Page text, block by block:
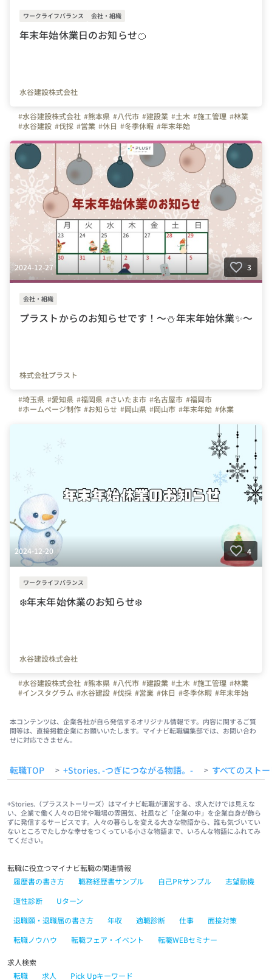
ワークライフバランス 会社・組織
年末年始休業日のお知らせ🍊
水谷建設株式会社
#水谷建設株式会社 #熊本県 #八代市 #建設業 #土木 #施工管理 #林業
#水谷建設 #伐採 #営業 #休日 #冬季休暇 #年末年始
2024-12-27 3
会社・組織
プラストからのお知らせです！～⛄年末年始休業✨～
株式会社プラスト
#埼玉県 #愛知県 #福岡県 #さいたま市 #名古屋市 #福岡市
#ホームページ制作 #お知らせ #岡山県 #岡山市 #年末年始 #休業
2024-12-20 4
ワークライフバランス
❄️年末年始休業のお知らせ❄️
水谷建設株式会社
#水谷建設株式会社 #熊本県 #八代市 #建設業 #土木 #施工管理 #林業
#インスタグラム #水谷建設 #伐採 #営業 #休日 #冬季休暇 #年末年始
本コンテンツは、企業各社が自ら発信するオリジナル情報です。内容に関するご質
問等は、直接掲載企業にお願いいたします。マイナビ転職編集部では、お問い合わ
せに対応できません。
転職TOP > +Stories. -つぎにつながる物語。- > すべてのスト
+Stories.（プラスストーリーズ）はマイナビ転職が運営する、求人だけでは見えな
い、企業で働く人々の日常や職場の雰囲気、社風など「企業の中」を企業自身が飾ら
ずに発信するサービスです。人々の暮らしを変える大きな物語から、誰も気づいてい
ないところでたしかな幸せをつくっている小さな物語まで、いろんな物語にふれてみ
てください。
転職に役立つマイナビ転職の関連情報
履歴書の書き方
職務経歴書サンプル 自己PRサンプル
志望動機
適性診断
Uターン
退職願・退職届の書き方
年収 適職診断 仕事
面接対策
転職ノウハウ
転職フェア・イベント 転職WEBセミナー
求人検索
転職
求人 Pick Upキーワード